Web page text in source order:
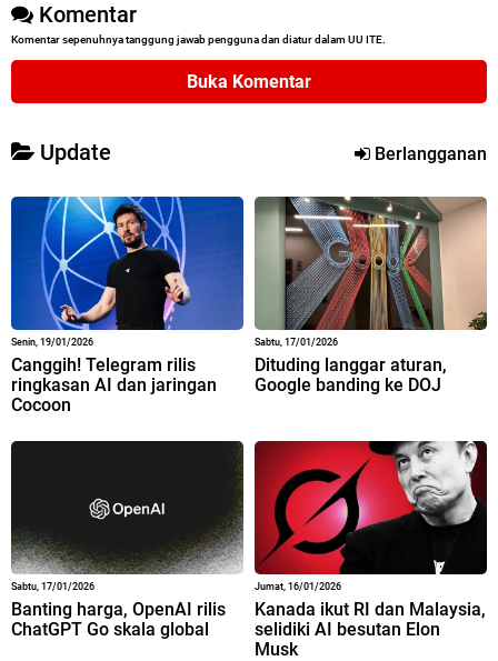
Komentar
Komentar sepenuhnya tanggung jawab pengguna dan diatur dalam UU ITE.
Buka Komentar
Update Berlangganan
Senin, 19/01/2026
Canggih! Telegram rilis
ringkasan AI dan jaringan
Cocoon
Sabtu, 17/01/2026
Dituding langgar aturan,
Google banding ke DOJ
Sabtu, 17/01/2026
Banting harga, OpenAI rilis
ChatGPT Go skala global
Jumat, 16/01/2026
Kanada ikut RI dan Malaysia,
selidiki AI besutan Elon
Musk